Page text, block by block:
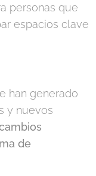
personas que
espacios clave
han generado
y nuevos
de